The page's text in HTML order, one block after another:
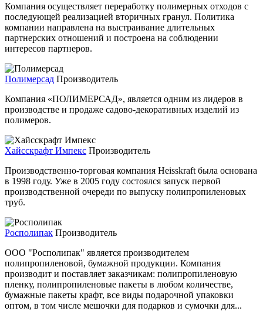
Компания осуществляет переработку полимерных отходов с
последующей реализацией вторичных гранул. Политика
компании направлена на выстраивание длительных
партнерских отношений и построена на соблюдении
интересов партнеров.
Полимерсад Производитель
Компания «ПОЛИМЕРСАД», является одним из лидеров в
производстве и продаже садово-декоративных изделий из
полимеров.
Хайсскрафт Импекс Производитель
Производственно-торговая компания Heisskraft была основана
в 1998 году. Уже в 2005 году состоялся запуск первой
производственной очереди по выпуску полипропиленовых
труб.
Росполипак Производитель
ООО "Росполипак" является производителем
полипропиленовой, бумажной продукции. Компания
производит и поставляет заказчикам: полипропиленовую
пленку, полипропиленовые пакеты в любом количестве,
бумажные пакеты крафт, все виды подарочной упаковки
оптом, в том числе мешочки для подарков и сумочки для...